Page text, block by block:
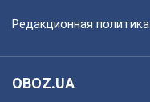
Редакционная политика
OBOZ.UA